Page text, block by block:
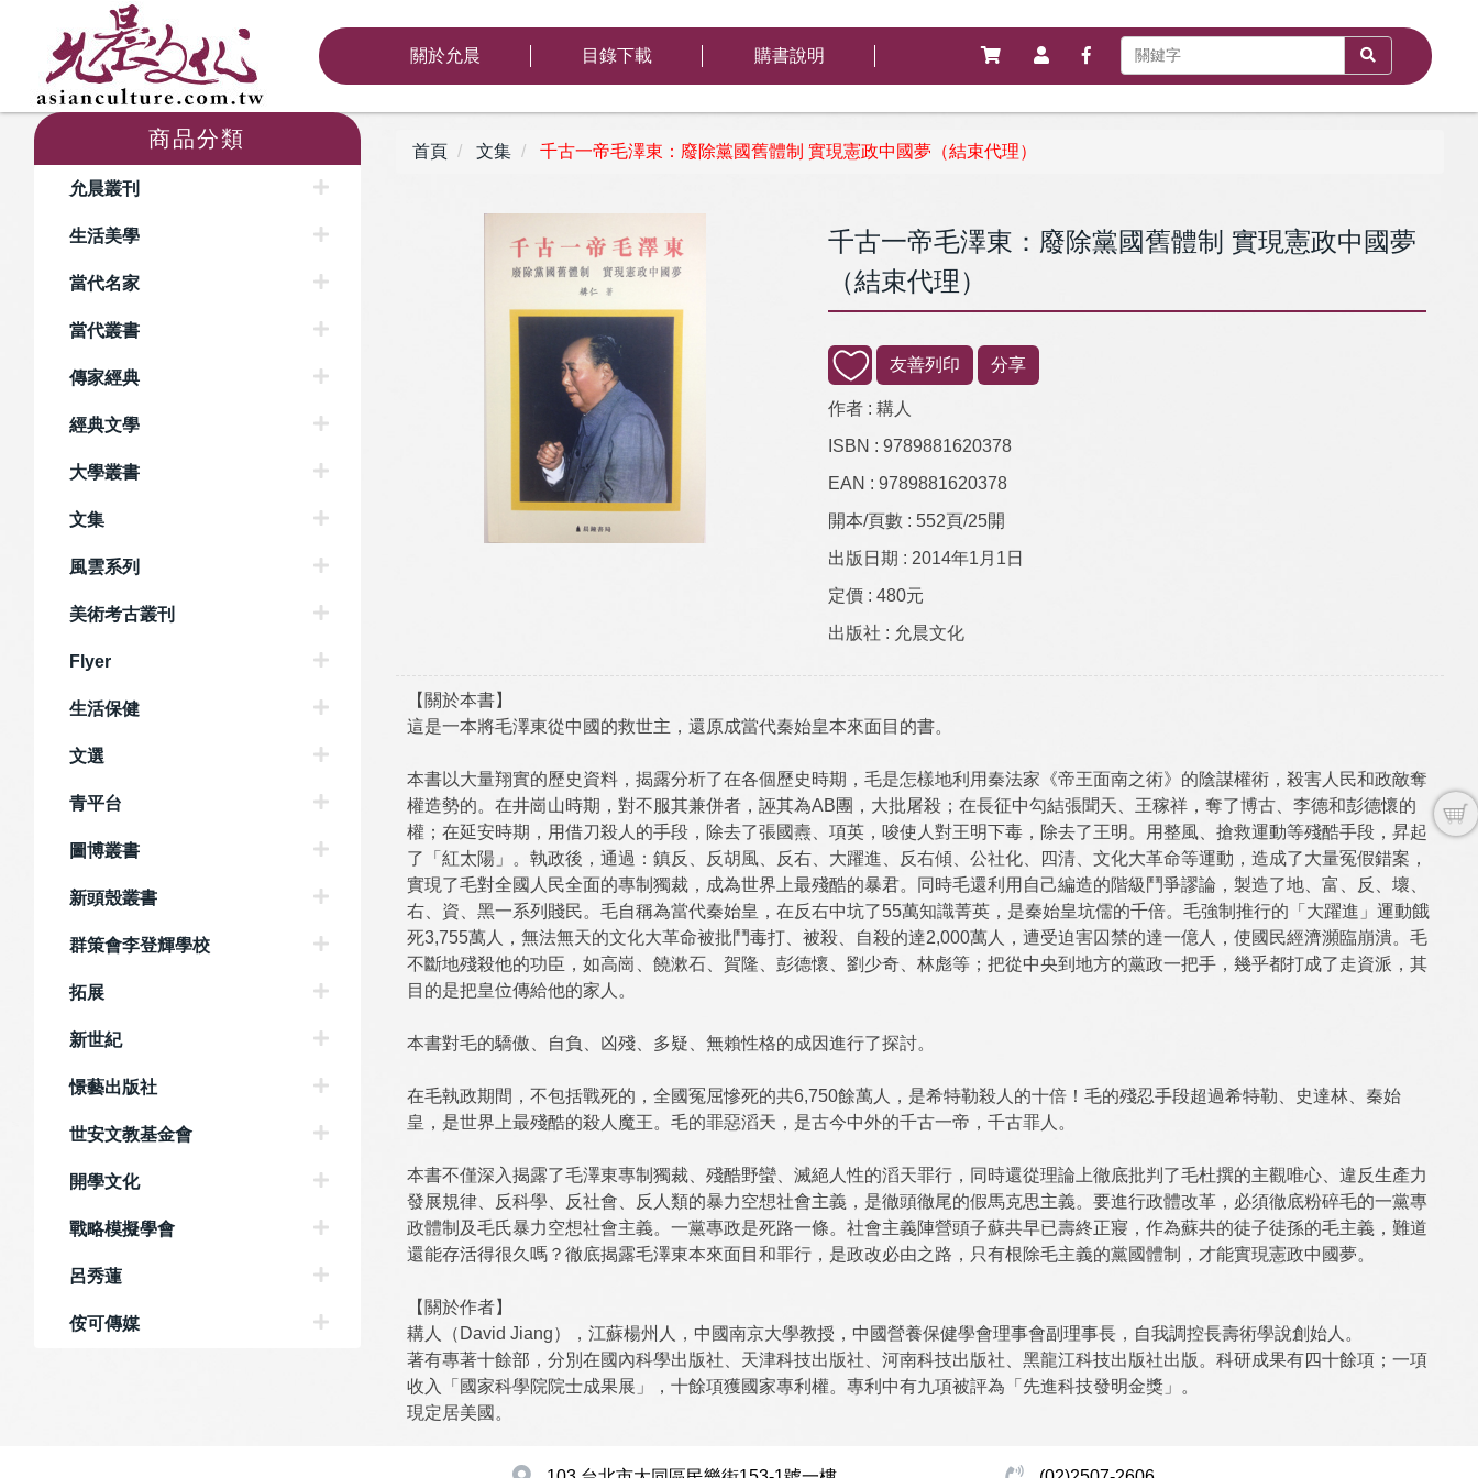
關於允晨 目錄下載 購書說明
商品分類
允晨叢刊
生活美學
當代名家
當代叢書
傳家經典
經典文學
大學叢書
文集
風雲系列
美術考古叢刊
Flyer
生活保健
文選
青平台
圖博叢書
新頭殼叢書
群策會李登輝學校
拓展
新世紀
憬藝出版社
世安文教基金會
開學文化
戰略模擬學會
呂秀蓮
侒可傳媒
首頁 文集 千古一帝毛澤東：廢除黨國舊體制 實現憲政中國夢（結束代理）
千古一帝毛澤東：廢除黨國舊體制 實現憲政中國夢
（結束代理）
友善列印 分享
作者 : 耩人
ISBN : 9789881620378
EAN : 9789881620378
開本/頁數 : 552頁/25開
出版日期 : 2014年1月1日
定價 : 480元
出版社 : 允晨文化
【關於本書】
這是一本將毛澤東從中國的救世主，還原成當代秦始皇本來面目的書。
本書以大量翔實的歷史資料，揭露分析了在各個歷史時期，毛是怎樣地利用秦法家《帝王面南之術》的陰謀權術，殺害人民和政敵奪
權造勢的。在井崗山時期，對不服其兼併者，誣其為AB團，大批屠殺；在長征中勾結張聞天、王稼祥，奪了博古、李德和彭德懷的
權；在延安時期，用借刀殺人的手段，除去了張國燾、項英，唆使人對王明下毒，除去了王明。用整風、搶救運動等殘酷手段，昇起
了「紅太陽」。執政後，通過：鎮反、反胡風、反右、大躍進、反右傾、公社化、四清、文化大革命等運動，造成了大量冤假錯案，
實現了毛對全國人民全面的專制獨裁，成為世界上最殘酷的暴君。同時毛還利用自己編造的階級鬥爭謬論，製造了地、富、反、壞、
右、資、黑一系列賤民。毛自稱為當代秦始皇，在反右中坑了55萬知識菁英，是秦始皇坑儒的千倍。毛強制推行的「大躍進」運動餓
死3,755萬人，無法無天的文化大革命被批鬥毒打、被殺、自殺的達2,000萬人，遭受迫害囚禁的達一億人，使國民經濟瀕臨崩潰。毛
不斷地殘殺他的功臣，如高崗、饒漱石、賀隆、彭德懷、劉少奇、林彪等；把從中央到地方的黨政一把手，幾乎都打成了走資派，其
目的是把皇位傳給他的家人。
本書對毛的驕傲、自負、凶殘、多疑、無賴性格的成因進行了探討。
在毛執政期間，不包括戰死的，全國冤屈慘死的共6,750餘萬人，是希特勒殺人的十倍！毛的殘忍手段超過希特勒、史達林、秦始
皇，是世界上最殘酷的殺人魔王。毛的罪惡滔天，是古今中外的千古一帝，千古罪人。
本書不僅深入揭露了毛澤東專制獨裁、殘酷野蠻、滅絕人性的滔天罪行，同時還從理論上徹底批判了毛杜撰的主觀唯心、違反生產力
發展規律、反科學、反社會、反人類的暴力空想社會主義，是徹頭徹尾的假馬克思主義。要進行政體改革，必須徹底粉碎毛的一黨專
政體制及毛氏暴力空想社會主義。一黨專政是死路一條。社會主義陣營頭子蘇共早已壽終正寢，作為蘇共的徒子徒孫的毛主義，難道
還能存活得很久嗎？徹底揭露毛澤東本來面目和罪行，是政改必由之路，只有根除毛主義的黨國體制，才能實現憲政中國夢。
【關於作者】
耩人（David Jiang），江蘇楊州人，中國南京大學教授，中國營養保健學會理事會副理事長，自我調控長壽術學說創始人。
著有專著十餘部，分別在國內科學出版社、天津科技出版社、河南科技出版社、黑龍江科技出版社出版。科研成果有四十餘項；一項
收入「國家科學院院士成果展」，十餘項獲國家專利權。專利中有九項被評為「先進科技發明金獎」。
現定居美國。